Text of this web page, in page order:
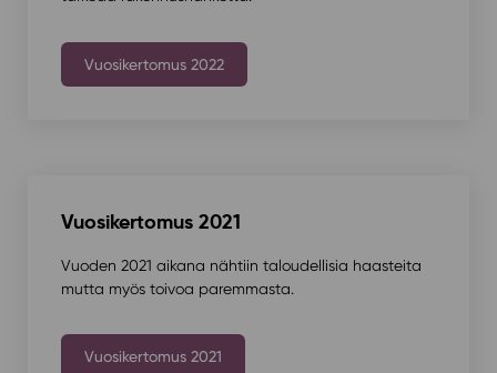
Vuosikertomus 2022
Vuosikertomus 2021
Vuoden 2021 aikana nähtiin taloudellisia haasteita
mutta myös toivoa paremmasta.
Vuosikertomus 2021